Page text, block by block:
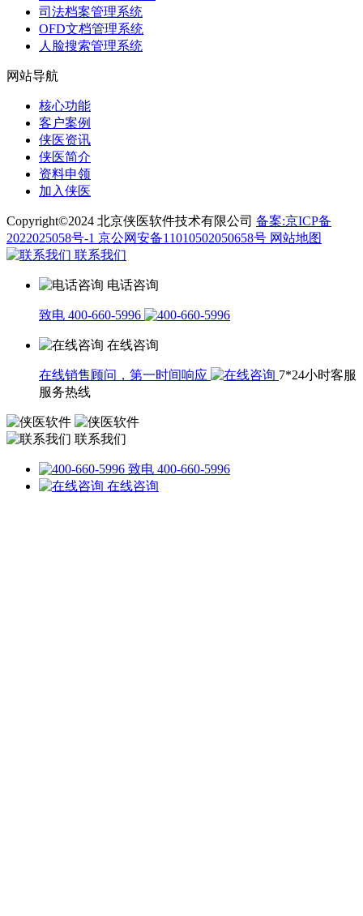
司法档案管理系统
OFD文档管理系统
人脸搜索管理系统
网站导航
核心功能
客户案例
侠医资讯
侠医简介
资料申领
加入侠医
Copyright©2024 北京侠医软件技术有限公司 备案:京ICP备
2022025058号-1 京公网安备11010502050658号 网站地图
联系我们
电话咨询
致电 400-660-5996
在线咨询
在线销售顾问，第一时间响应
7*24小时客服
服务热线
联系我们
致电 400-660-5996
在线咨询